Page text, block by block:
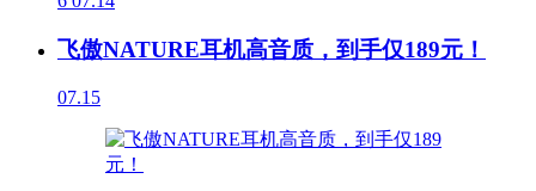
飞傲NATURE耳机高音质，到手仅189元！
07.15